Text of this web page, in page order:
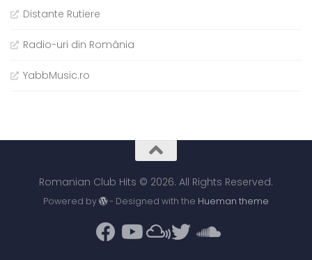
Distante Rutiere
Radio-uri din România
YabbMusic.ro
Romanian Club Hits © 2026. All Rights Reserved.
Powered by - Designed with the Hueman theme